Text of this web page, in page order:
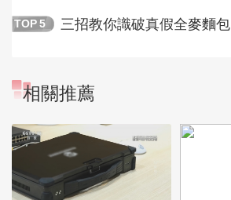
TOP 5 三招教你識破真假全麥麵包
相關推薦